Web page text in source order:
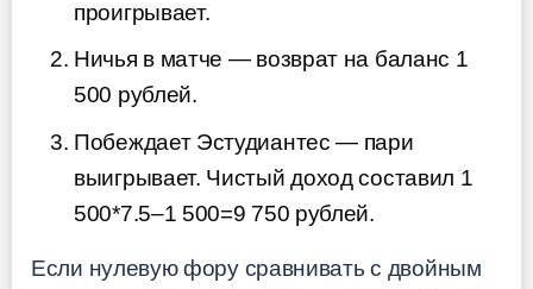
проигрывает.
Ничья в матче — возврат на баланс 1
500 рублей.
Побеждает Эстудиантес — пари
выигрывает. Чистый доход составил 1
500*7.5–1 500=9 750 рублей.
Если нулевую фору сравнивать с двойным